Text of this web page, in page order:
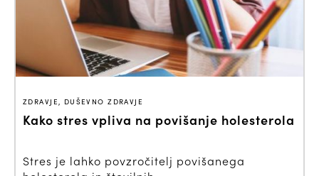
ZDRAVJE, DUŠEVNO ZDRAVJE
Kako stres vpliva na povišanje holesterola
Stres je lahko povzročitelj povišanega